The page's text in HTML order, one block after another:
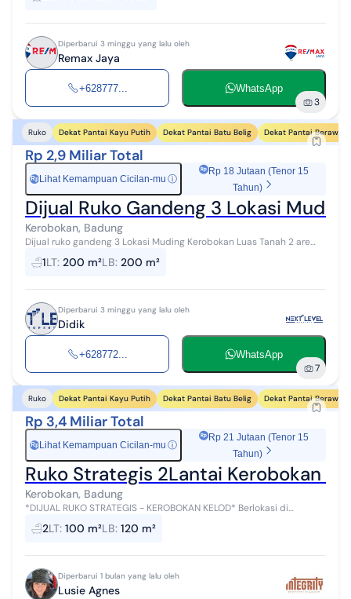
Diperbarui 3 minggu yang lalu oleh
Remax Jaya
+628777... WhatsApp
3
Ruko Dekat Pantai Kayu Putih Dekat Pantai Batu Belig Dekat Pantai Berawa
Rp 2,9 Miliar Total
Rp Lihat Kemampuan Cicilan-mu ⓘ
Rp 18 Jutaan (Tenor 15
Tahun)
Dijual Ruko Gandeng 3 Lokasi
Kerobokan, Badung
Dijual ruko gandeng 3 Lokasi Muding Kerobokan Luas Tanah 2 are
SHM IMB lengkap Air sumur bor Listrik 10500 watt Akses jalan 12
meter Cocok un...
1LT: 200 m²LB: 200 m²
Diperbarui 3 minggu yang lalu oleh
Didik
+628772... WhatsApp
7
Ruko Dekat Pantai Kayu Putih Dekat Pantai Batu Belig Dekat Pantai Berawa
Rp 3,4 Miliar Total
Rp Lihat Kemampuan Cicilan-mu ⓘ
Rp 21 Jutaan (Tenor 15
Tahun)
Ruko Strategis 2Lantai Kerobokan
Kerobokan, Badung
*DIJUAL RUKO STRATEGIS - KEROBOKAN KELOD* Berlokasi di
Kerobokan Kelod, Kecamatan Kuta Utara, ruko ini sangat cocok
untuk investasi maupun berbaga...
2LT: 100 m²LB: 120 m²
Diperbarui 1 bulan yang lalu oleh
Lusie Agnes